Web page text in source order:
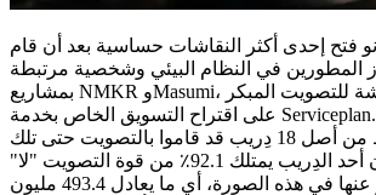
فتح إحدى أكثر النقاشات حساسية بعد أن قام
المطورين في النظام البيئي وشخصية مرتبطة
بمشاريع NMKR وMasumi، بمشاركة لقطة شاشة للتصويت المبكر
على اقتراح التسويق الخاص بخدمة Serviceplan. وفقًا لللقطة التي
شاركها، كان 6 فقط من أصل 18 دِريب قد قاموا بالتصويت حتى تلك
اللحظة، بينما كان أحد الدِريب يمتلك 92.1٪ من قوة التصويت "لا"
المعبر عنها في هذه الصورة، أي ما يعادل 493.4 مليون ADA من